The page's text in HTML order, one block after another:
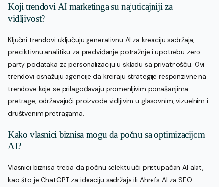
Koji trendovi AI marketinga su najuticajniji za
vidljivost?
Ključni trendovi uključuju generativnu AI za kreaciju sadržaja,
prediktivnu analitiku za predviđanje potražnje i upotrebu zero-
party podataka za personalizaciju u skladu sa privatnošću. Ovi
trendovi osnažuju agencije da kreiraju strategije responzivne na
trendove koje se prilagođavaju promenljivim ponašanjima
pretrage, održavajući proizvode vidljivim u glasovnim, vizuelnim i
društvenim pretragama.
Kako vlasnici biznisa mogu da počnu sa optimizacijom
AI?
Vlasnici biznisa treba da počnu selektujući pristupačan AI alat,
kao što je ChatGPT za ideaciju sadržaja ili Ahrefs AI za SEO